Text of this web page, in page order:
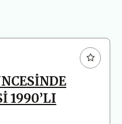
1990’LI